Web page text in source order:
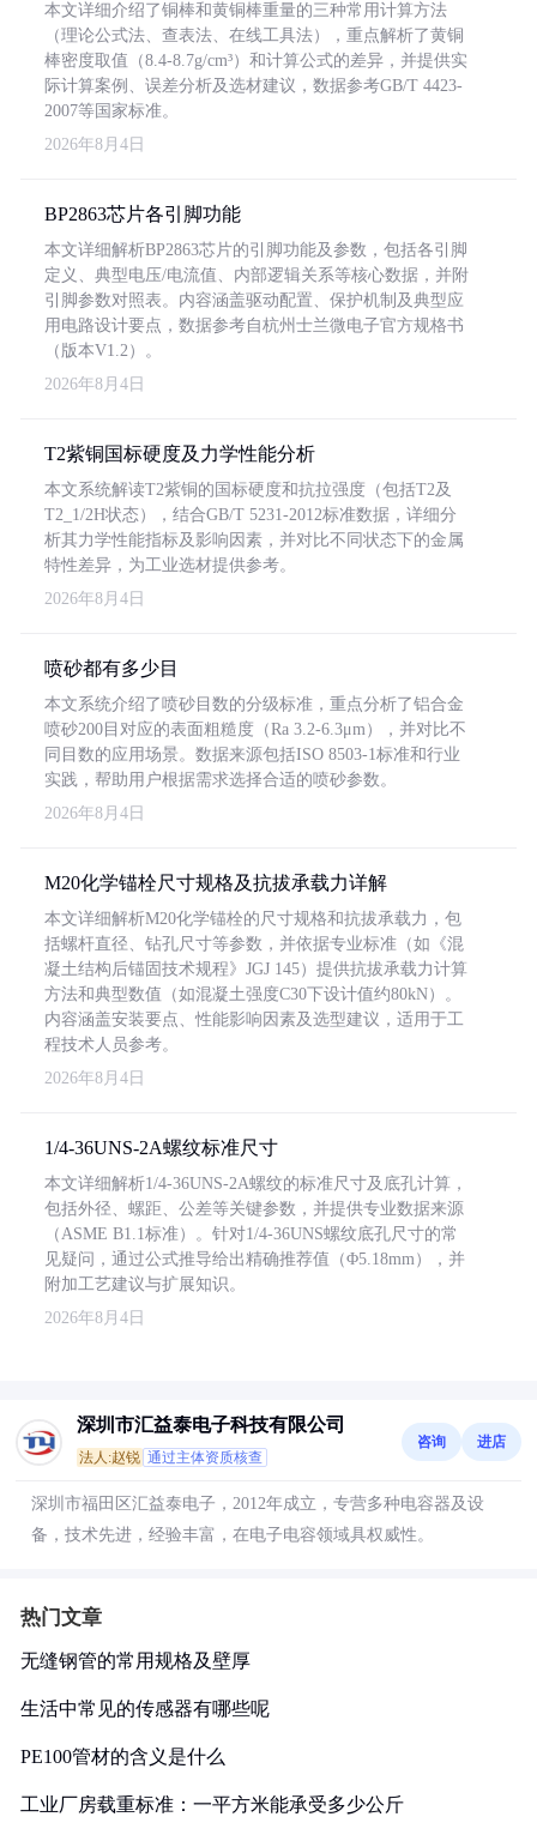
本文详细介绍了铜棒和黄铜棒重量的三种常用计算方法
（理论公式法、查表法、在线工具法），重点解析了黄铜
棒密度取值（8.4-8.7g/cm³）和计算公式的差异，并提供实
际计算案例、误差分析及选材建议，数据参考GB/T 4423-
2007等国家标准。
2026年8月4日
BP2863芯片各引脚功能
本文详细解析BP2863芯片的引脚功能及参数，包括各引脚
定义、典型电压/电流值、内部逻辑关系等核心数据，并附
引脚参数对照表。内容涵盖驱动配置、保护机制及典型应
用电路设计要点，数据参考自杭州士兰微电子官方规格书
（版本V1.2）。
2026年8月4日
T2紫铜国标硬度及力学性能分析
本文系统解读T2紫铜的国标硬度和抗拉强度（包括T2及
T2_1/2H状态），结合GB/T 5231-2012标准数据，详细分
析其力学性能指标及影响因素，并对比不同状态下的金属
特性差异，为工业选材提供参考。
2026年8月4日
喷砂都有多少目
本文系统介绍了喷砂目数的分级标准，重点分析了铝合金
喷砂200目对应的表面粗糙度（Ra 3.2-6.3μm），并对比不
同目数的应用场景。数据来源包括ISO 8503-1标准和行业
实践，帮助用户根据需求选择合适的喷砂参数。
2026年8月4日
M20化学锚栓尺寸规格及抗拔承载力详解
本文详细解析M20化学锚栓的尺寸规格和抗拔承载力，包
括螺杆直径、钻孔尺寸等参数，并依据专业标准（如《混
凝土结构后锚固技术规程》JGJ 145）提供抗拔承载力计算
方法和典型数值（如混凝土强度C30下设计值约80kN）。
内容涵盖安装要点、性能影响因素及选型建议，适用于工
程技术人员参考。
2026年8月4日
1/4-36UNS-2A螺纹标准尺寸
本文详细解析1/4-36UNS-2A螺纹的标准尺寸及底孔计算，
包括外径、螺距、公差等关键参数，并提供专业数据来源
（ASME B1.1标准）。针对1/4-36UNS螺纹底孔尺寸的常
见疑问，通过公式推导给出精确推荐值（Φ5.18mm），并
附加工艺建议与扩展知识。
2026年8月4日
深圳市汇益泰电子科技有限公司
法人:赵锐 通过主体资质核查
咨询 进店
深圳市福田区汇益泰电子，2012年成立，专营多种电容器及设
备，技术先进，经验丰富，在电子电容领域具权威性。
热门文章
无缝钢管的常用规格及壁厚
生活中常见的传感器有哪些呢
PE100管材的含义是什么
工业厂房载重标准：一平方米能承受多少公斤